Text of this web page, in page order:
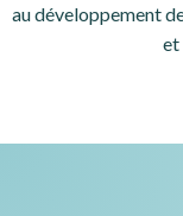
au développement
et